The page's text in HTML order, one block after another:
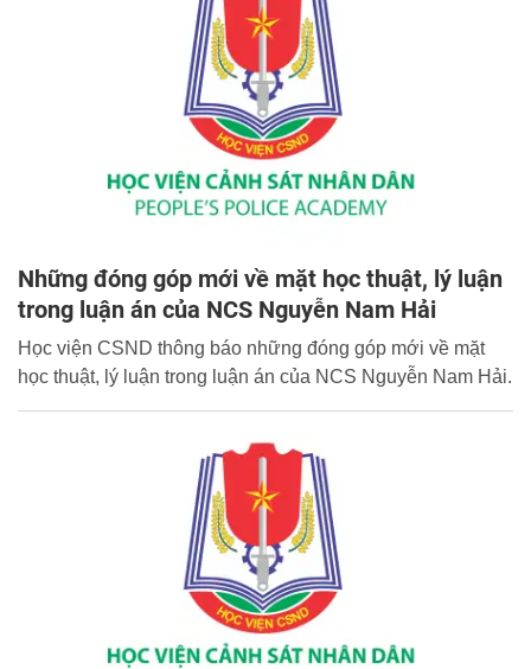
Những đóng góp mới về mặt học thuật, lý luận
trong luận án của NCS Nguyễn Nam Hải
Học viện CSND thông báo những đóng góp mới về mặt
học thuật, lý luận trong luận án của NCS Nguyễn Nam Hải.